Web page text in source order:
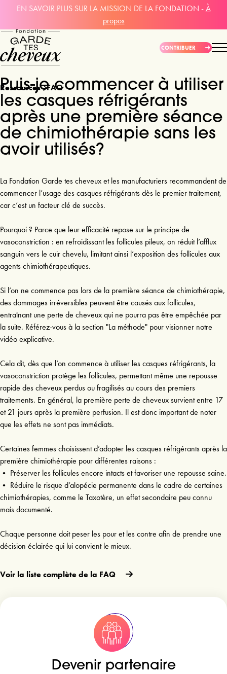
EN SAVOIR PLUS SUR LA MISSION DE LA FONDATION -À
propos
CONTRIBUER
Ressources FAQ
Puis-je commencer à utiliser
les casques réfrigérants
après une première séance
de chimiothérapie sans les
avoir utilisés?
La Fondation Garde tes cheveux et les manufacturiers recommandent de
commencer l’usage des casques réfrigérants dès le premier traitement,
car c’est un facteur clé de succès.
Pourquoi ? Parce que leur efficacité repose sur le principe de
vasoconstriction : en refroidissant les follicules pileux, on réduit l’afflux
sanguin vers le cuir chevelu, limitant ainsi l’exposition des follicules aux
agents chimiothérapeutiques.
Si l’on ne commence pas lors de la première séance de chimiothérapie,
des dommages irréversibles peuvent être causés aux follicules,
entraînant une perte de cheveux qui ne pourra pas être empêchée par
la suite. Référez-vous à la section "La méthode" pour visionner notre
vidéo explicative.
Cela dit, dès que l’on commence à utiliser les casques réfrigérants, la
vasoconstriction protège les follicules, permettant même une repousse
rapide des cheveux perdus ou fragilisés au cours des premiers
traitements. En général, la première perte de cheveux survient entre 17
et 21 jours après la première perfusion. Il est donc important de noter
que les effets ne sont pas immédiats.
Certaines femmes choisissent d’adopter les casques réfrigérants après la
première chimiothérapie pour différentes raisons :
• Préserver les follicules encore intacts et favoriser une repousse saine.
• Réduire le risque d’alopécie permanente dans le cadre de certaines
chimiothérapies, comme le Taxotère, un effet secondaire peu connu
mais documenté.
Chaque personne doit peser les pour et les contre afin de prendre une
Voir la liste complète de la FAQ
Devenir partenaire